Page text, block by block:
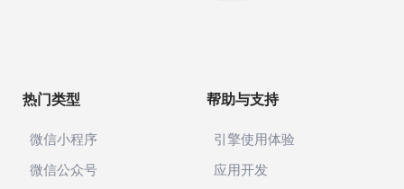
热门类型
微信小程序
微信公众号
帮助与支持
引擎使用体验
应用开发